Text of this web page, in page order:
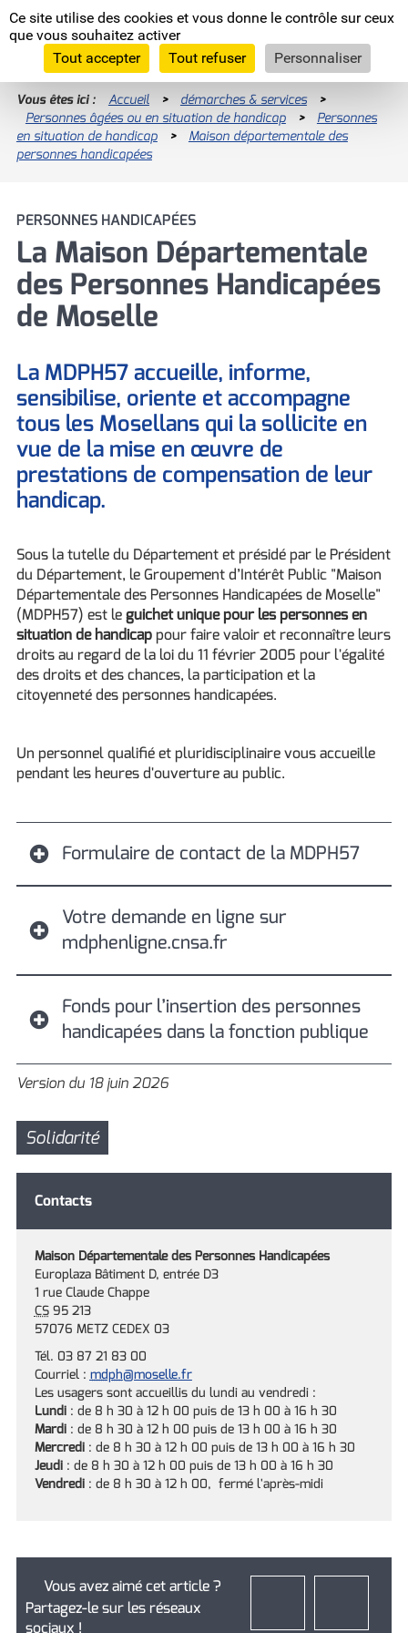
Panneau de gestion des cookies
Ce site utilise des cookies et vous donne le contrôle sur ceux
que vous souhaitez activer
Tout accepter
Tout refuser Personnaliser
Moselle
L'Eurodépartement
RECHERCHES LES PLUS FRÉQUENTES
Allocation Personnalisée d'Autonomie
(APA)
Devenez famille d'accueil !
Devenir assistant maternel (H/F)
(PCH)
Signaler un enfant en danger
Enquêtes publiques
Programme INTERREG VI
La Moselle, européenne par nature
Les assises de l'agriculture
Comité départementaux
Vous êtes ici : Accueil > démarches & services
>
Personnes âgées ou en situation de handicap
>
Personnes
en situation de handicap
>
Maison départementale des
personnes handicapées
PERSONNES HANDICAPÉES
La Maison Départementale
des Personnes Handicapées
de Moselle
La MDPH57 accueille, informe,
sensibilise, oriente et accompagne
tous les Mosellans qui la sollicite en
vue de la mise en œuvre de
prestations de compensation de leur
handicap.
Sous la tutelle du Département et présidé par le Président
du Département, le Groupement d’Intérêt Public "Maison
Départementale des Personnes Handicapées de Moselle"
(MDPH57) est leguichet unique pour les personnes en
situation de handicappour faire valoir et reconnaître leurs
droits au regard de la loi du 11 février 2005 pour l'égalité
des droits et des chances, la participation et la
citoyenneté des personnes handicapées.
Un personnel qualifié et pluridisciplinaire vous accueille
pendant les heures d'ouverture au public.
Formulaire de contact de la MDPH57
Votre demande en ligne sur
mdphenligne.cnsa.fr
Fonds pour l’insertion des personnes
handicapées dans la fonction publique
Version du 18 juin 2026
Solidarité
Contacts
Maison Départementale des Personnes Handicapées
Europlaza Bâtiment D, entrée D3
1 rue Claude Chappe
CS95 213
57076 METZ CEDEX 03
Tél. 03 87 21 83 00
Courriel : mdph@moselle.fr
Les usagers sont accueillis du lundi au vendredi :
Lundi: de 8 h 30 à 12 h 00 puis de 13 h 00 à 16 h 30
Mardi: de 8 h 30 à 12 h 00 puis de 13 h 00 à 16 h 30
Mercredi: de 8 h 30 à 12 h 00 puis de 13 h 00 à 16 h 30
Jeudi: de 8 h 30 à 12 h 00 puis de 13 h 00 à 16 h 30
Vendredi: de 8 h 30 à 12 h 00, fermé l'après-midi
Vous avez aimé cet article ?
Partagez-le sur les réseaux
sociaux !